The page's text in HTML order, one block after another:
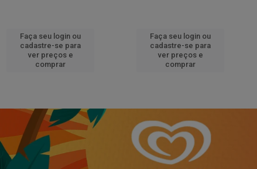
Faça seu login ou
cadastre-se para
ver preços e
comprar
Faça seu login ou
cadastre-se para
ver preços e
comprar